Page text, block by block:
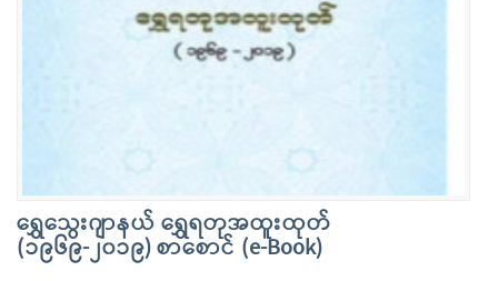
ရွှေသွေးဂျာနယ် ရွှေရတုအထူးထုတ်
(၁၉၆၉-၂၀၁၉) စာစောင် (e-Book)